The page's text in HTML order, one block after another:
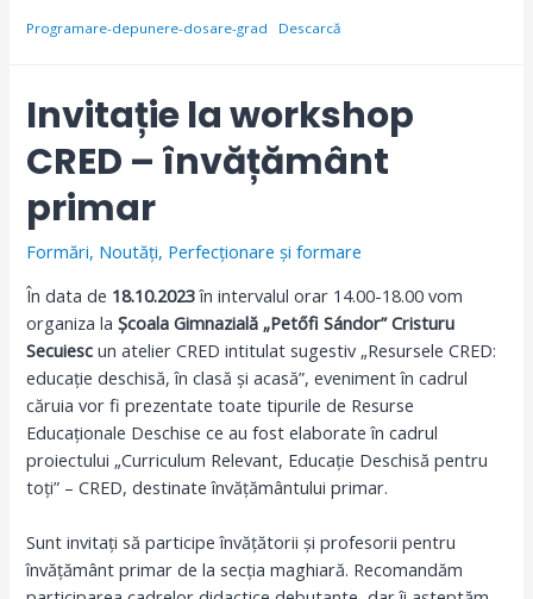
Programare-depunere-dosare-grad Descarcă
Invitație la workshop
CRED – învățământ
primar
Formări, Noutăți, Perfecționare și formare
În data de 18.10.2023în intervalul orar 14.00-18.00 vom
organiza laȘcoala Gimnazială „Petőfi Sándor” Cristuru
Secuiesc un atelier CRED intitulat sugestiv „Resursele CRED:
educație deschisă, în clasă și acasă”, eveniment în cadrul
căruia vor fi prezentate toate tipurile de Resurse
Educaționale Deschise ce au fost elaborate în cadrul
proiectului „Curriculum Relevant, Educație Deschisă pentru
toți” – CRED, destinate învățământului primar.
Sunt invitați să participe învățătorii și profesorii pentru
învățământ primar de la secția maghiară. Recomandăm